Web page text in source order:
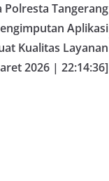
Polresta Tangerang
Aplikasi
Kualitas Layanan
2026 | 22:14:36]